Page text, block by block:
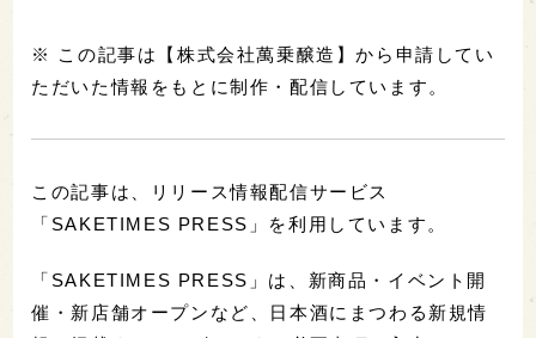
※ この記事は【株式会社萬乗醸造】から申請してい
ただいた情報をもとに制作・配信しています。
この記事は、リリース情報配信サービス
「SAKETIMES PRESS」を利用しています。
「SAKETIMES PRESS」は、新商品・イベント開
催・新店舗オープンなど、日本酒にまつわる新規情